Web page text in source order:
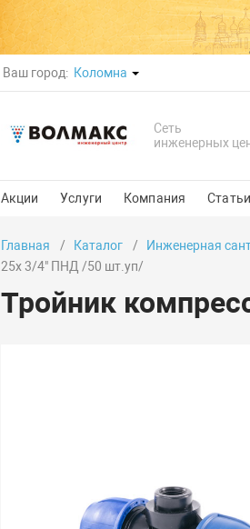
Ваш город: Коломна
Сеть
инженерных
Акции Услуги Компания Статьи
Главная Каталог Инженерная
25x 3/4" ПНД /50 шт.уп/
Тройник